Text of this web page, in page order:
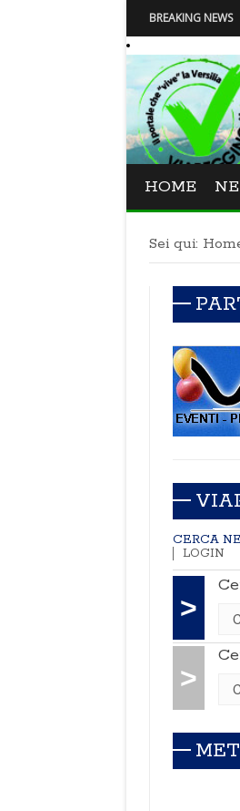
BREAKING NEWS
Carnevale - Nominata
HOME
Sei qui:
CERCA
LOGIN
>
>